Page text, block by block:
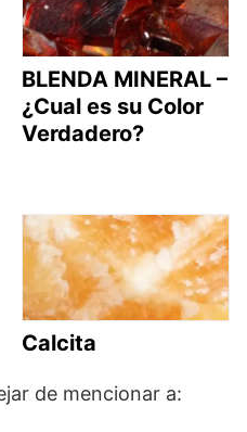
BLENDA MINERAL –
¿Cual es su Color
Verdadero?
Calcita
de mencionar a: